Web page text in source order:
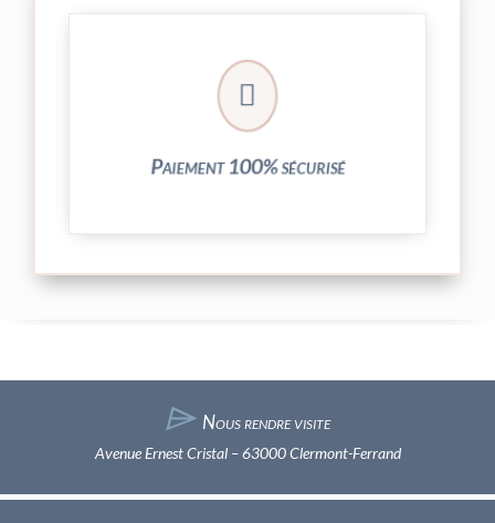

Paiement 100% sécurisé
Vos transactions par carte bancaire sont
entièrement sécurisées grâce au système
crypté de notre partenaire PayPlug.
⌲ Nous rendre visite
Avenue Ernest Cristal – 63000 Clermont-Ferrand